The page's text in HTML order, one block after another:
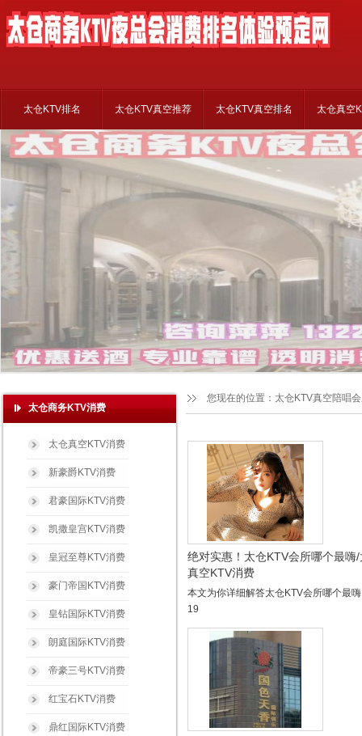
太仓KTV排名 太仓KTV真空推荐 太仓KTV真空排名 太仓真空
太仓商务KTV消费
太仓真空KTV消费
新豪爵KTV消费
君豪国际KTV消费
凯撒皇宫KTV消费
皇冠至尊KTV消费
豪门帝国KTV消费
皇钻国际KTV消费
朗庭国际KTV消费
帝豪三号KTV消费
红宝石KTV消费
鼎红国际KTV消费
绝对实惠！太仓KTV会所哪个最嗨
真空KTV消费
本文为你详细解答太仓KTV会所哪个最
19
您现在的位置： 太仓KTV真空陪唱